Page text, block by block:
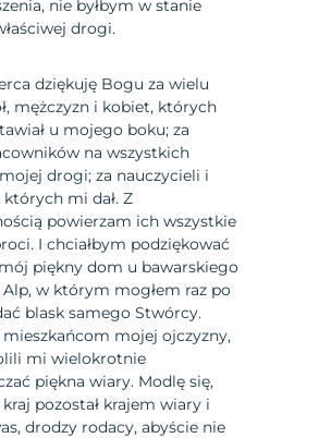
nie byłbym w stanie
drogi.
dziękuję Bogu za wielu
mężczyzn i kobiet, których
u mojego boku; za
na wszystkich
drogi; za nauczycieli i
mi dał. Z
powierzam ich wszystkie
I chciałbym podziękować
piękny dom u bawarskiego
Alp, w którym mogłem raz po
blask samego Stwórcy.
mieszkańcom mojej ojczyzny,
mi wielokrotnie
piękna wiary. Modlę się,
kraj pozostał krajem wiary i
drodzy rodacy, abyście nie